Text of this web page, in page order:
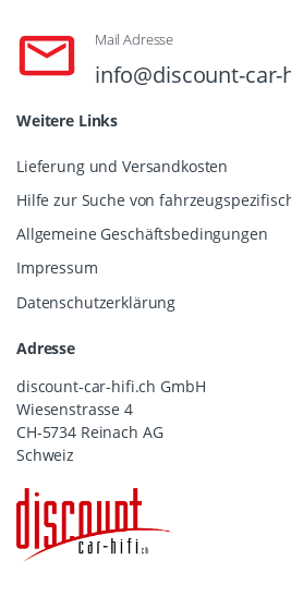
Mail Adresse
info@discount-car-
Weitere Links
Lieferung und Versandkosten
Hilfe zur Suche von
Allgemeine Geschäftsbedingungen
Impressum
Datenschutzerklärung
Adresse
discount-car-hifi.ch GmbH
Wiesenstrasse 4
CH-5734 Reinach AG
Schweiz